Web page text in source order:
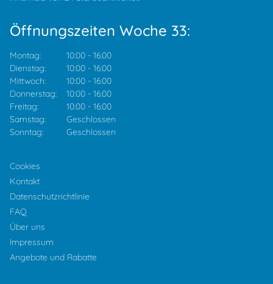
Öffnungszeiten Woche 33:
Montag: 10:00 - 16:00
Dienstag:
10:00 - 16:00
Mittwoch:
10:00 - 16:00
Donnerstag:
10:00 - 16:00
Freitag:
10:00 - 16:00
Samstag:
Geschlossen
Sonntag:
Geschlossen
Cookies
Kontakt
Datenschutzrichtlinie
FAQ
Über uns
Impressum
Angebote und Rabatte